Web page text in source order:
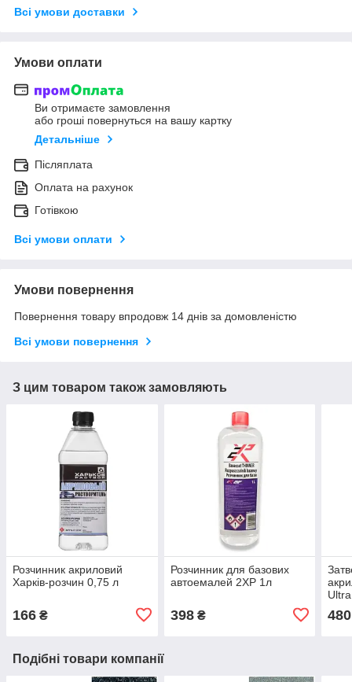
Всі умови доставки
Умови оплати
Ви отримаєте замовлення
або гроші повернуться на вашу картку
Детальніше
Післяплата
Оплата на рахунок
Готівкою
Всі умови оплати
Умови повернення
Повернення товару впродовж 14 днів за домовленістю
Всі умови повернення
З цим товаром також замовляють
Розчинник акриловий
Харків-розчин 0,75 л
166 ₴
Розчинник для базових
автоемалей 2XP 1л
398₴
Ultra
480
Подібні товари компанії